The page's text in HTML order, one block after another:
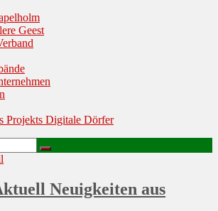
Geest
Suchen
Neuigkeiten aus